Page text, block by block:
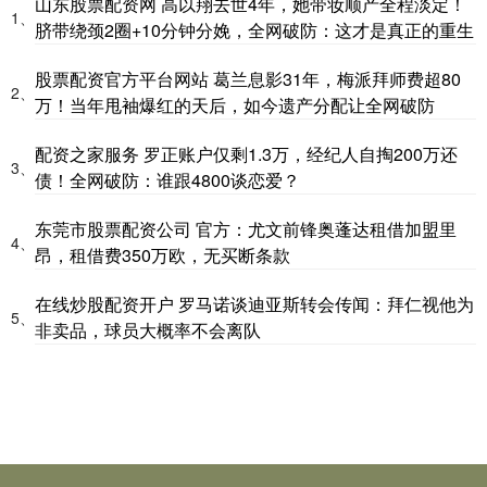
1、 脐带绕颈2圈+10分钟分娩，全网破防：这才是真正的重生
2、
股票配资官方平台网站 葛兰息影31年，梅派拜师费超80
万！当年甩袖爆红的天后，如今遗产分配让全网破防
3、
配资之家服务 罗正账户仅剩1.3万，经纪人自掏200万还
债！全网破防：谁跟4800谈恋爱？
4、
东莞市股票配资公司 官方：尤文前锋奥蓬达租借加盟里
昂，租借费350万欧，无买断条款
5、
在线炒股配资开户 罗马诺谈迪亚斯转会传闻：拜仁视他为
非卖品，球员大概率不会离队